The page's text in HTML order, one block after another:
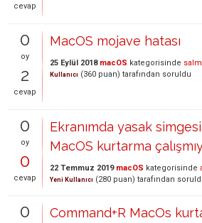
cevap
0
oy
2
cevap
MacOS mojave hatası
25 Eylül 2018 macOS kategorisinde
Kullanıcı (360 puan) tarafından soruldu
0
oy
0
cevap
Ekranımda yasak simgesi
MacOS kurtarma
22 Temmuz 2019 macOS kategorisinde
Yeni Kullanıcı (280 puan) tarafından
0
Command+R MacOs